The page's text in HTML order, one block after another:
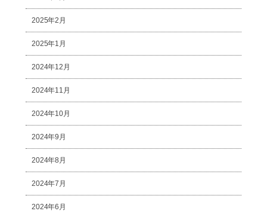
2025年2月
2025年1月
2024年12月
2024年11月
2024年10月
2024年9月
2024年8月
2024年7月
2024年6月